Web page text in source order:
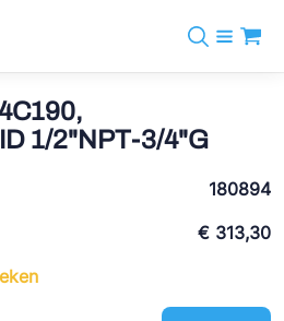
1/2"NPT-3/4"G
180894
€ 313,30